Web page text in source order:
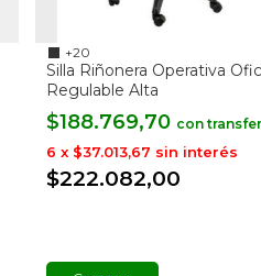
+20
Silla Riñonera Operativa
Regulable Alta
$188.769,70 con
$222.082,00
6 x $37.013,67 sin interés